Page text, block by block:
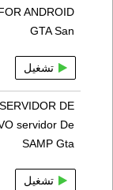
ANDROID
GTA San
تشغيل
DE
servidor De
SAMP Gta
تشغيل